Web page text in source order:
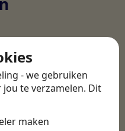
- we gebruiken
te verzamelen. Dit
maken
een hele
manier eigenlijk
gevonden. Met heel